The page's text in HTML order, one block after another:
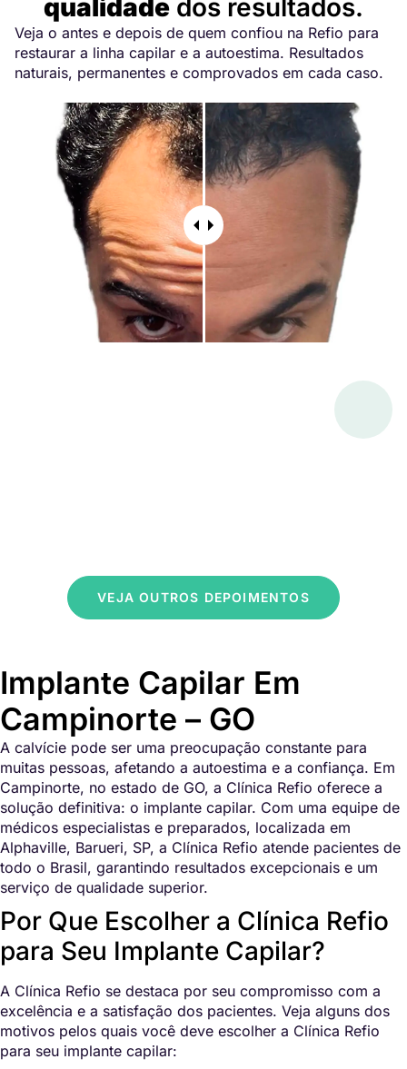
qualidade dos resultados.
Veja o antes e depois de quem confiou na Refio para
restaurar a linha capilar e a autoestima. Resultados
naturais, permanentes e comprovados em cada caso.
VEJA OUTROS DEPOIMENTOS
Implante Capilar Em
Campinorte – GO
A calvície pode ser uma preocupação constante para
muitas pessoas, afetando a autoestima e a confiança. Em
Campinorte, no estado de GO, a Clínica Refio oferece a
solução definitiva: o implante capilar. Com uma equipe de
médicos especialistas e preparados, localizada em
Alphaville, Barueri, SP, a Clínica Refio atende pacientes de
todo o Brasil, garantindo resultados excepcionais e um
serviço de qualidade superior.
Por Que Escolher a Clínica Refio
para Seu Implante Capilar?
A Clínica Refio se destaca por seu compromisso com a
excelência e a satisfação dos pacientes. Veja alguns dos
motivos pelos quais você deve escolher a Clínica Refio
para seu implante capilar: